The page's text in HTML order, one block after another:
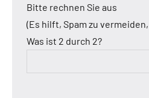
Bitte rechnen Sie aus
(Es hilft, Spam zu
Was ist 2 durch 2?